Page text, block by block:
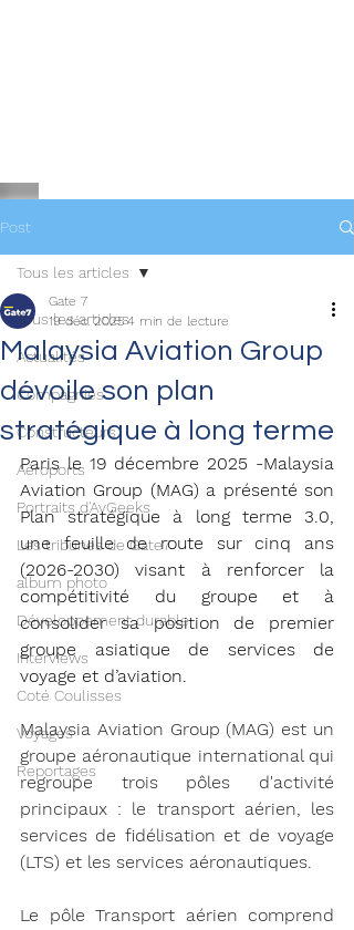
Post
Tous les articles
Actualités
Compagnies
Constructeurs
Aéroports
Portraits d'AvGeeks
Les tribunes de Gate7
album photo
Développement durable
Interviews
Coté Coulisses
Voyages
Reportages
Tous les articles
Malaysia Aviation Group
dévoile son plan
stratégique à long terme
Gate 7
19 déc. 20254 min de lecture
Paris le 19 décembre 2025 -Malaysia
Aviation Group (MAG) a présenté son
Plan stratégique à long terme 3.0,
une feuille de route sur cinq ans
(2026-2030) visant à renforcer la
compétitivité du groupe et à
consolider sa position de premier
groupe asiatique de services de
voyage et d’aviation.
Malaysia Aviation Group (MAG) est un
groupe aéronautique international qui
regroupe trois pôles d'activité
principaux : le transport aérien, les
services de fidélisation et de voyage
(LTS) et les services aéronautiques.
Le pôle Transport aérien comprend